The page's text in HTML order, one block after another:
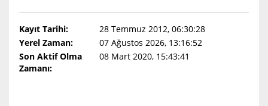
Kayıt Tarihi:
28 Temmuz 2012, 06:30:28
Yerel Zaman:
07 Ağustos 2026, 13:16:52
Son Aktif Olma
Zamanı:
08 Mart 2020, 15:43:41